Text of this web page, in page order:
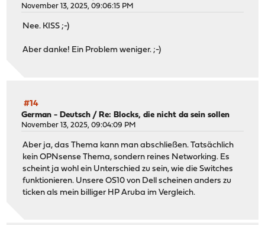
November 13, 2025, 09:06:15 PM
Nee. KISS ;-)
Aber danke! Ein Problem weniger. ;-)
#14
German - Deutsch / Re: Blocks, die nicht da sein sollen
November 13, 2025, 09:04:09 PM
Aber ja, das Thema kann man abschließen. Tatsächlich
kein OPNsense Thema, sondern reines Networking. Es
scheint ja wohl ein Unterschied zu sein, wie die Switches
funktionieren. Unsere OS10 von Dell scheinen anders zu
ticken als mein billiger HP Aruba im Vergleich.